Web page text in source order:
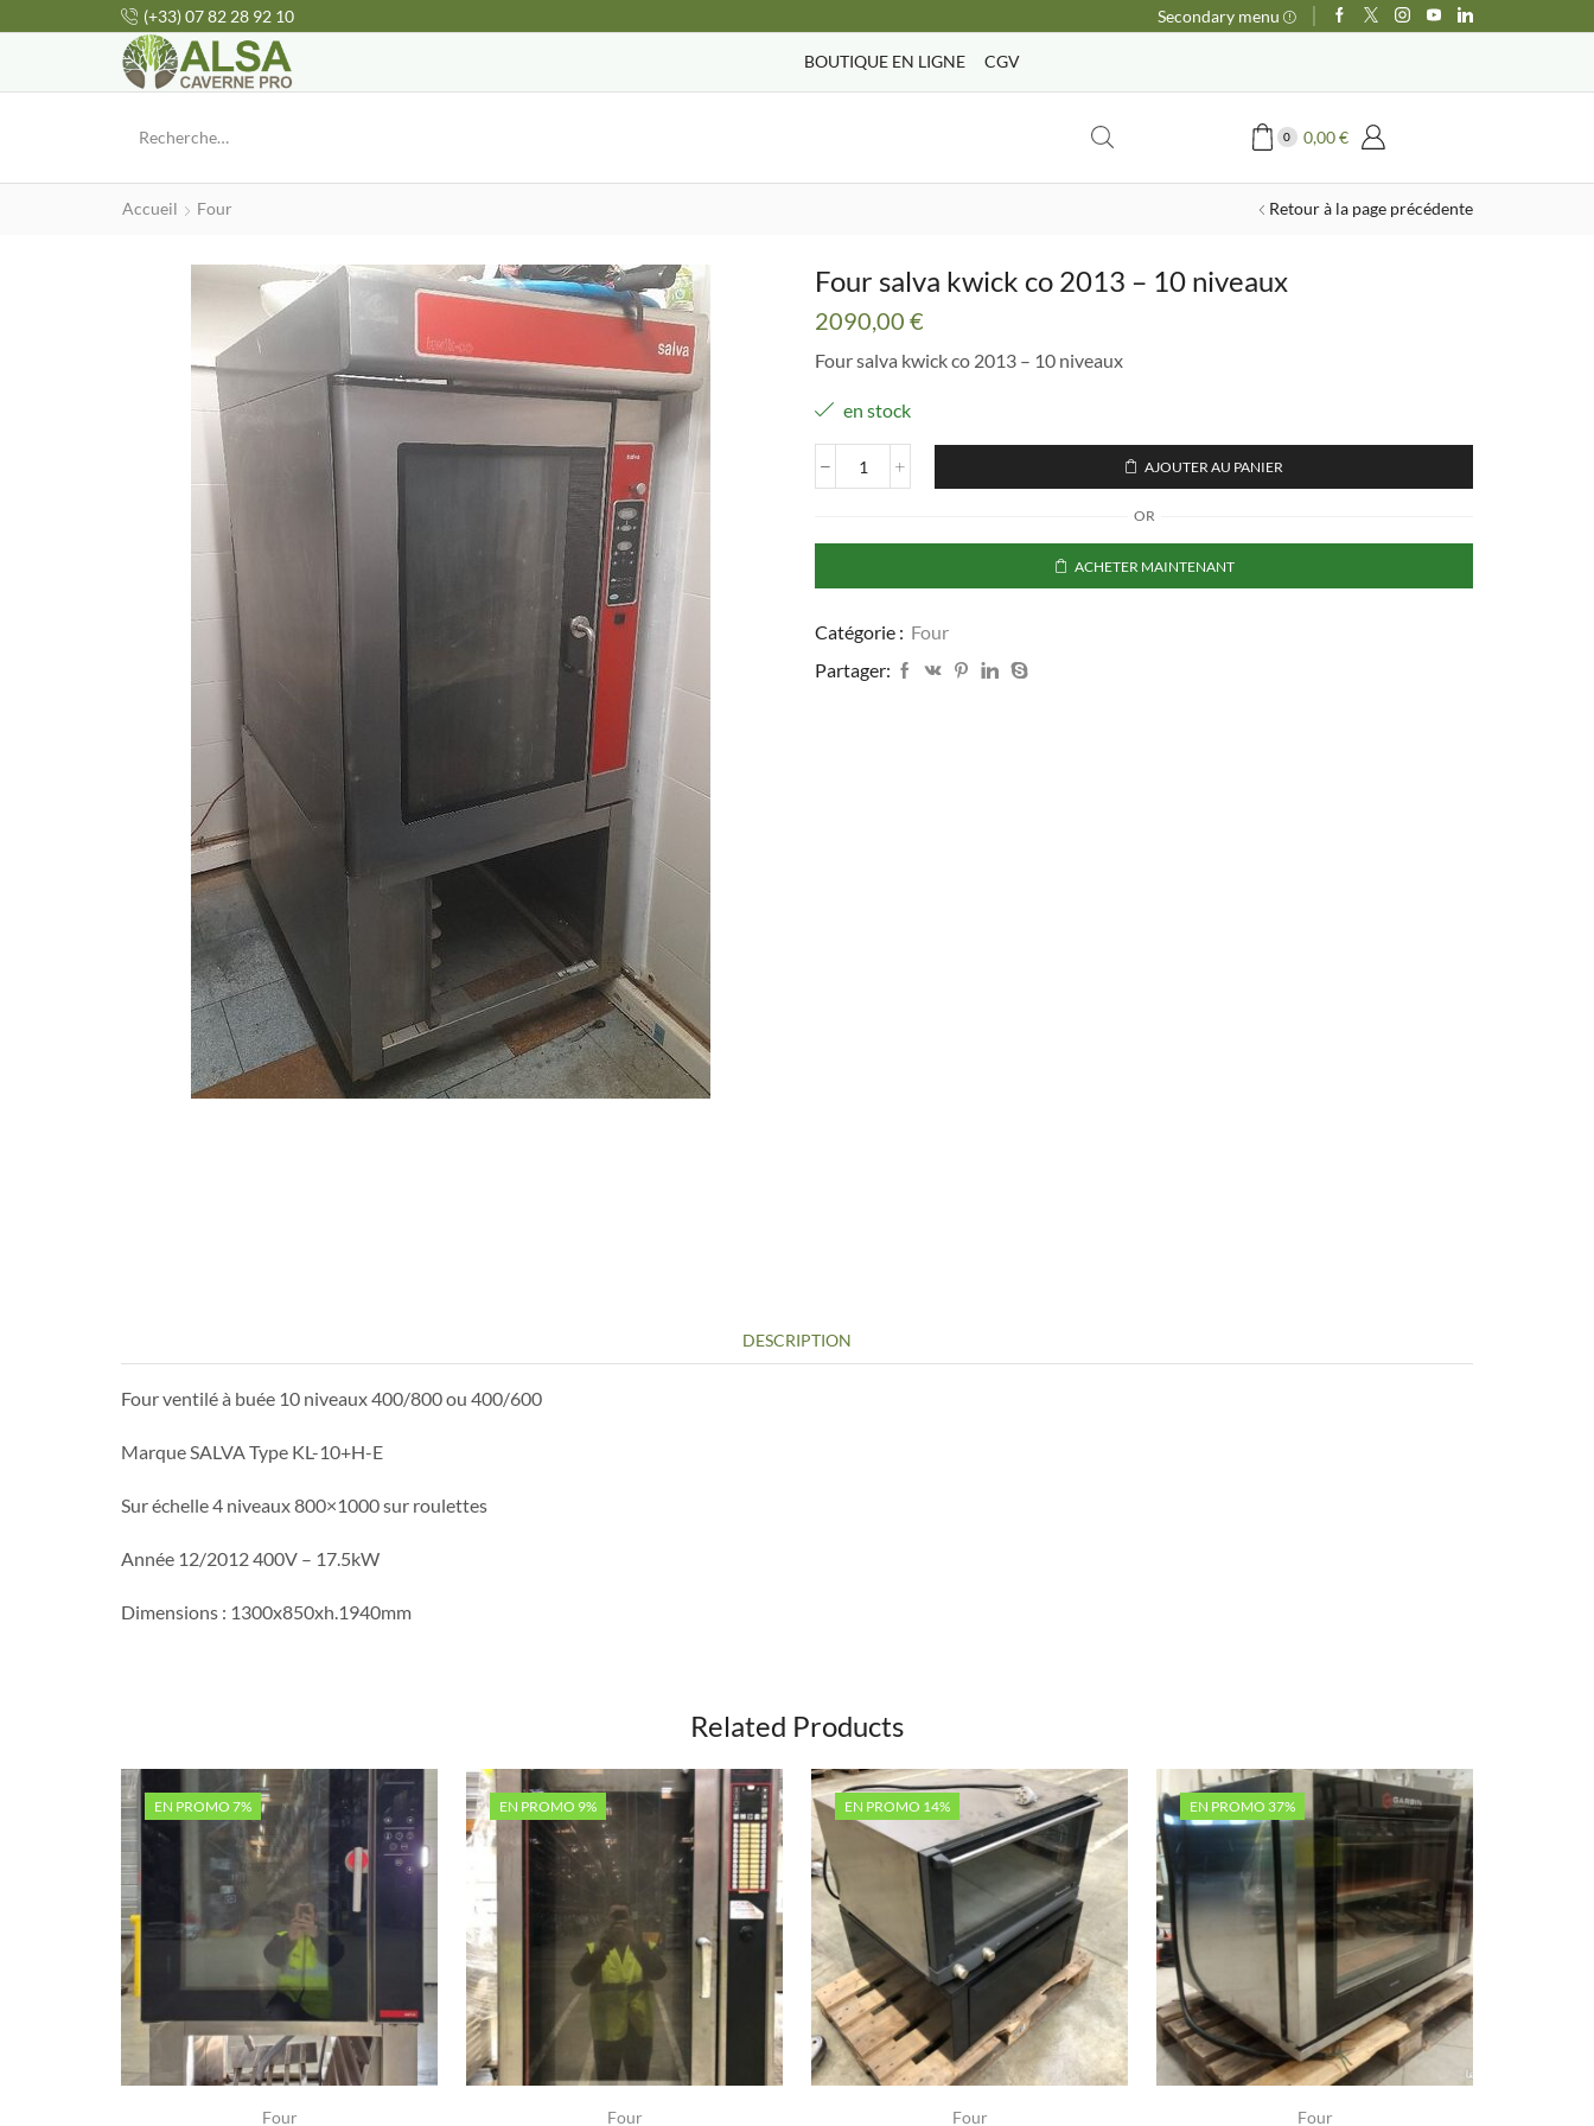
(+33) 07 82 28 92 10 Secondary menu
BOUTIQUE EN LIGNE CGV
0 0,00€
Accueil Four Retour à la page précédente
Four salva kwick co 2013 – 10 niveaux
2090,00 €
Four salva kwick co 2013 – 10 niveaux
en stock
quantité
salva
co
-
10
AJOUTER AU PANIER
OR
ACHETER MAINTENANT
Catégorie : Four
Partager:
DESCRIPTION
Four ventilé à buée 10 niveaux 400/800 ou 400/600
Marque SALVA Type KL-10+H-E
Sur échelle 4 niveaux 800×1000 sur roulettes
Année 12/2012 400V – 17.5kW
Dimensions : 1300x850xh.1940mm
Related Products
EN PROMO 7%
Four
EN PROMO 9%
Four
EN PROMO 14%
Four
EN PROMO 37%
Four